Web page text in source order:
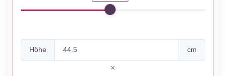
Höhe cm